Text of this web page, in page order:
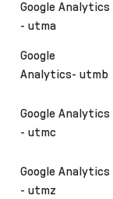
Google Analytics
- utma
Google
Analytics- utmb
Google Analytics
- utmc
Google Analytics
- utmz